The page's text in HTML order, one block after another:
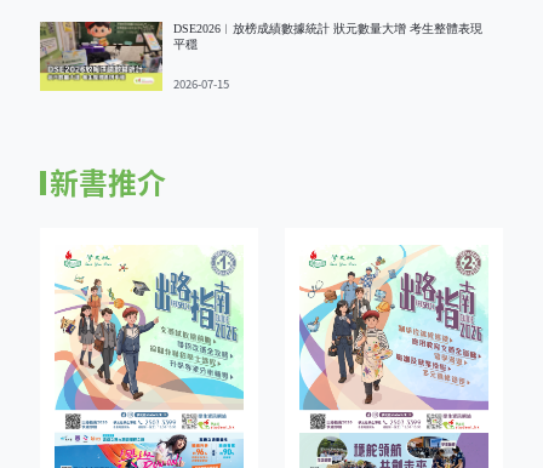
DSE2026︱放榜成績數據統計 狀元數量大增 考生整體表現
平穩
2026-07-15
新書推介